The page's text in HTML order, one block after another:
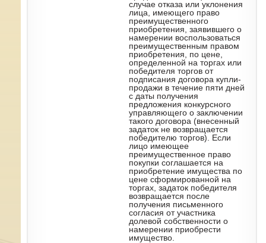
случае отказа или уклонения
лица, имеющего право
преимущественного
приобретения, заявившего о
намерении воспользоваться
преимущественным правом
приобретения, по цене,
определенной на торгах или
победителя торгов от
подписания договора купли-
продажи в течение пяти дней
с даты получения
предложения конкурсного
управляющего о заключении
такого договора (внесенный
задаток не возвращается
победителю торгов). Если
лицо имеющее
преимущественное право
покупки соглашается на
приобретение имущества по
цене сформированной на
торгах, задаток победителя
возвращается после
получения письменного
согласия от участника
долевой собственности о
намерении приобрести
имущество.